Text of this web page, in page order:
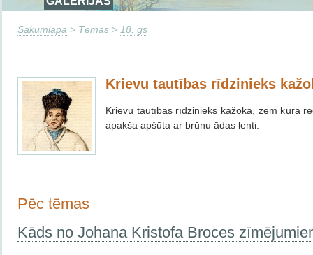
Sākumlapa > Tēmas > 18. gs
Krievu tautības rīdzinieks
Krievu tautības rīdzinieks kažokā, zem kura
apakša apšūta ar brūnu ādas lenti.
Pēc tēmas
Kāds no Johana Kristofa Broces